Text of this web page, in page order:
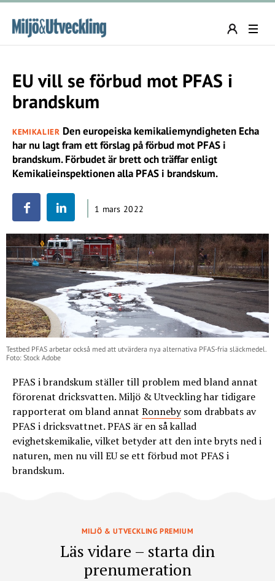
EU vill se förbud mot PFAS i
brandskum
KEMIKALIER Den europeiska kemikaliemyndigheten Echa
har nu lagt fram ett förslag på förbud mot PFAS i
brandskum. Förbudet är brett och träffar enligt
Kemikalieinspektionen alla PFAS i brandskum.
1 mars 2022
Testbed PFAS arbetar också med att utvärdera nya alternativa PFAS-fria släckmedel.
Foto: Stock Adobe
PFAS i brandskum ställer till problem med bland annat
förorenat dricksvatten. Miljö & Utveckling har tidigare
rapporterat om bland annat Ronnebysom drabbats av
PFAS i dricksvattnet. PFAS är en så kallad
evighetskemikalie, vilket betyder att den inte bryts ned i
naturen, men nu vill EU se ett förbud mot PFAS i
brandskum.
MILJÖ & UTVECKLING PREMIUM
Läs vidare – starta din
prenumeration